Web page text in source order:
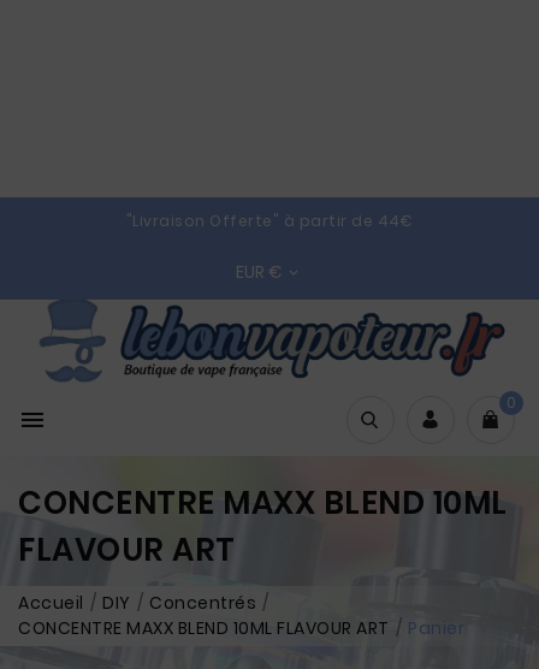
"Livraison Offerte" à partir de 44€
EUR € 

0
CONCENTRE MAXX BLEND 10ML
FLAVOUR ART
Accueil DIY
Concentrés
CONCENTRE MAXX BLEND 10ML FLAVOUR ART
Panier